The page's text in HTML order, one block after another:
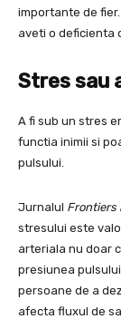
importante de
aveti o deficienta
Stres sau
A fi sub un stres
functia inimii si
pulsului.
Jurnalul Frontiers
stresului este
arteriala nu doar
presiunea
persoane de a
afecta fluxul de